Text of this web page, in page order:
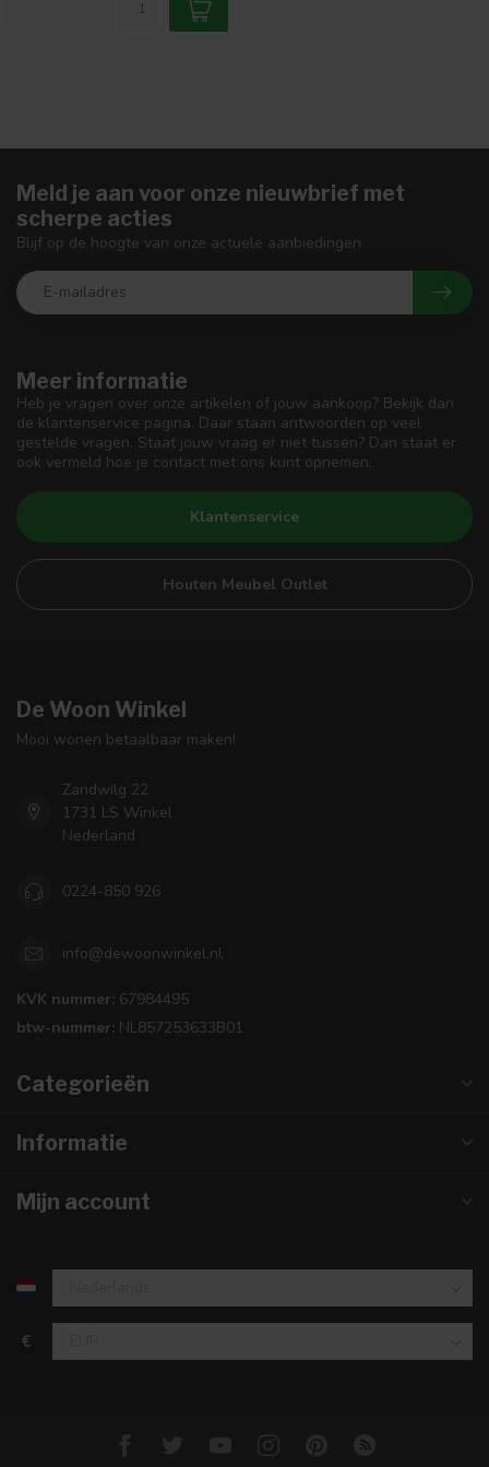
Meer informatie
Heb je vragen over onze artikelen of jouw aankoop? Bekijk dan
de klantenservice pagina. Daar staan antwoorden op veel
gestelde vragen. Staat jouw vraag er niet tussen? Dan staat er
ook vermeld hoe je contact met ons kunt opnemen.
Klantenservice
Houten Meubel Outlet
Meld je aan voor onze nieuwbrief met
scherpe acties
Blijf op de hoogte van onze actuele aanbiedingen
De Woon Winkel
Mooi wonen betaalbaar maken!
Zandwilg 22
1731 LS Winkel
Nederland
0224-850 926
info@dewoonwinkel.nl
KVK nummer: 67984495
btw-nummer: NL857253633B01
Categorieën
Informatie
Mijn account
€